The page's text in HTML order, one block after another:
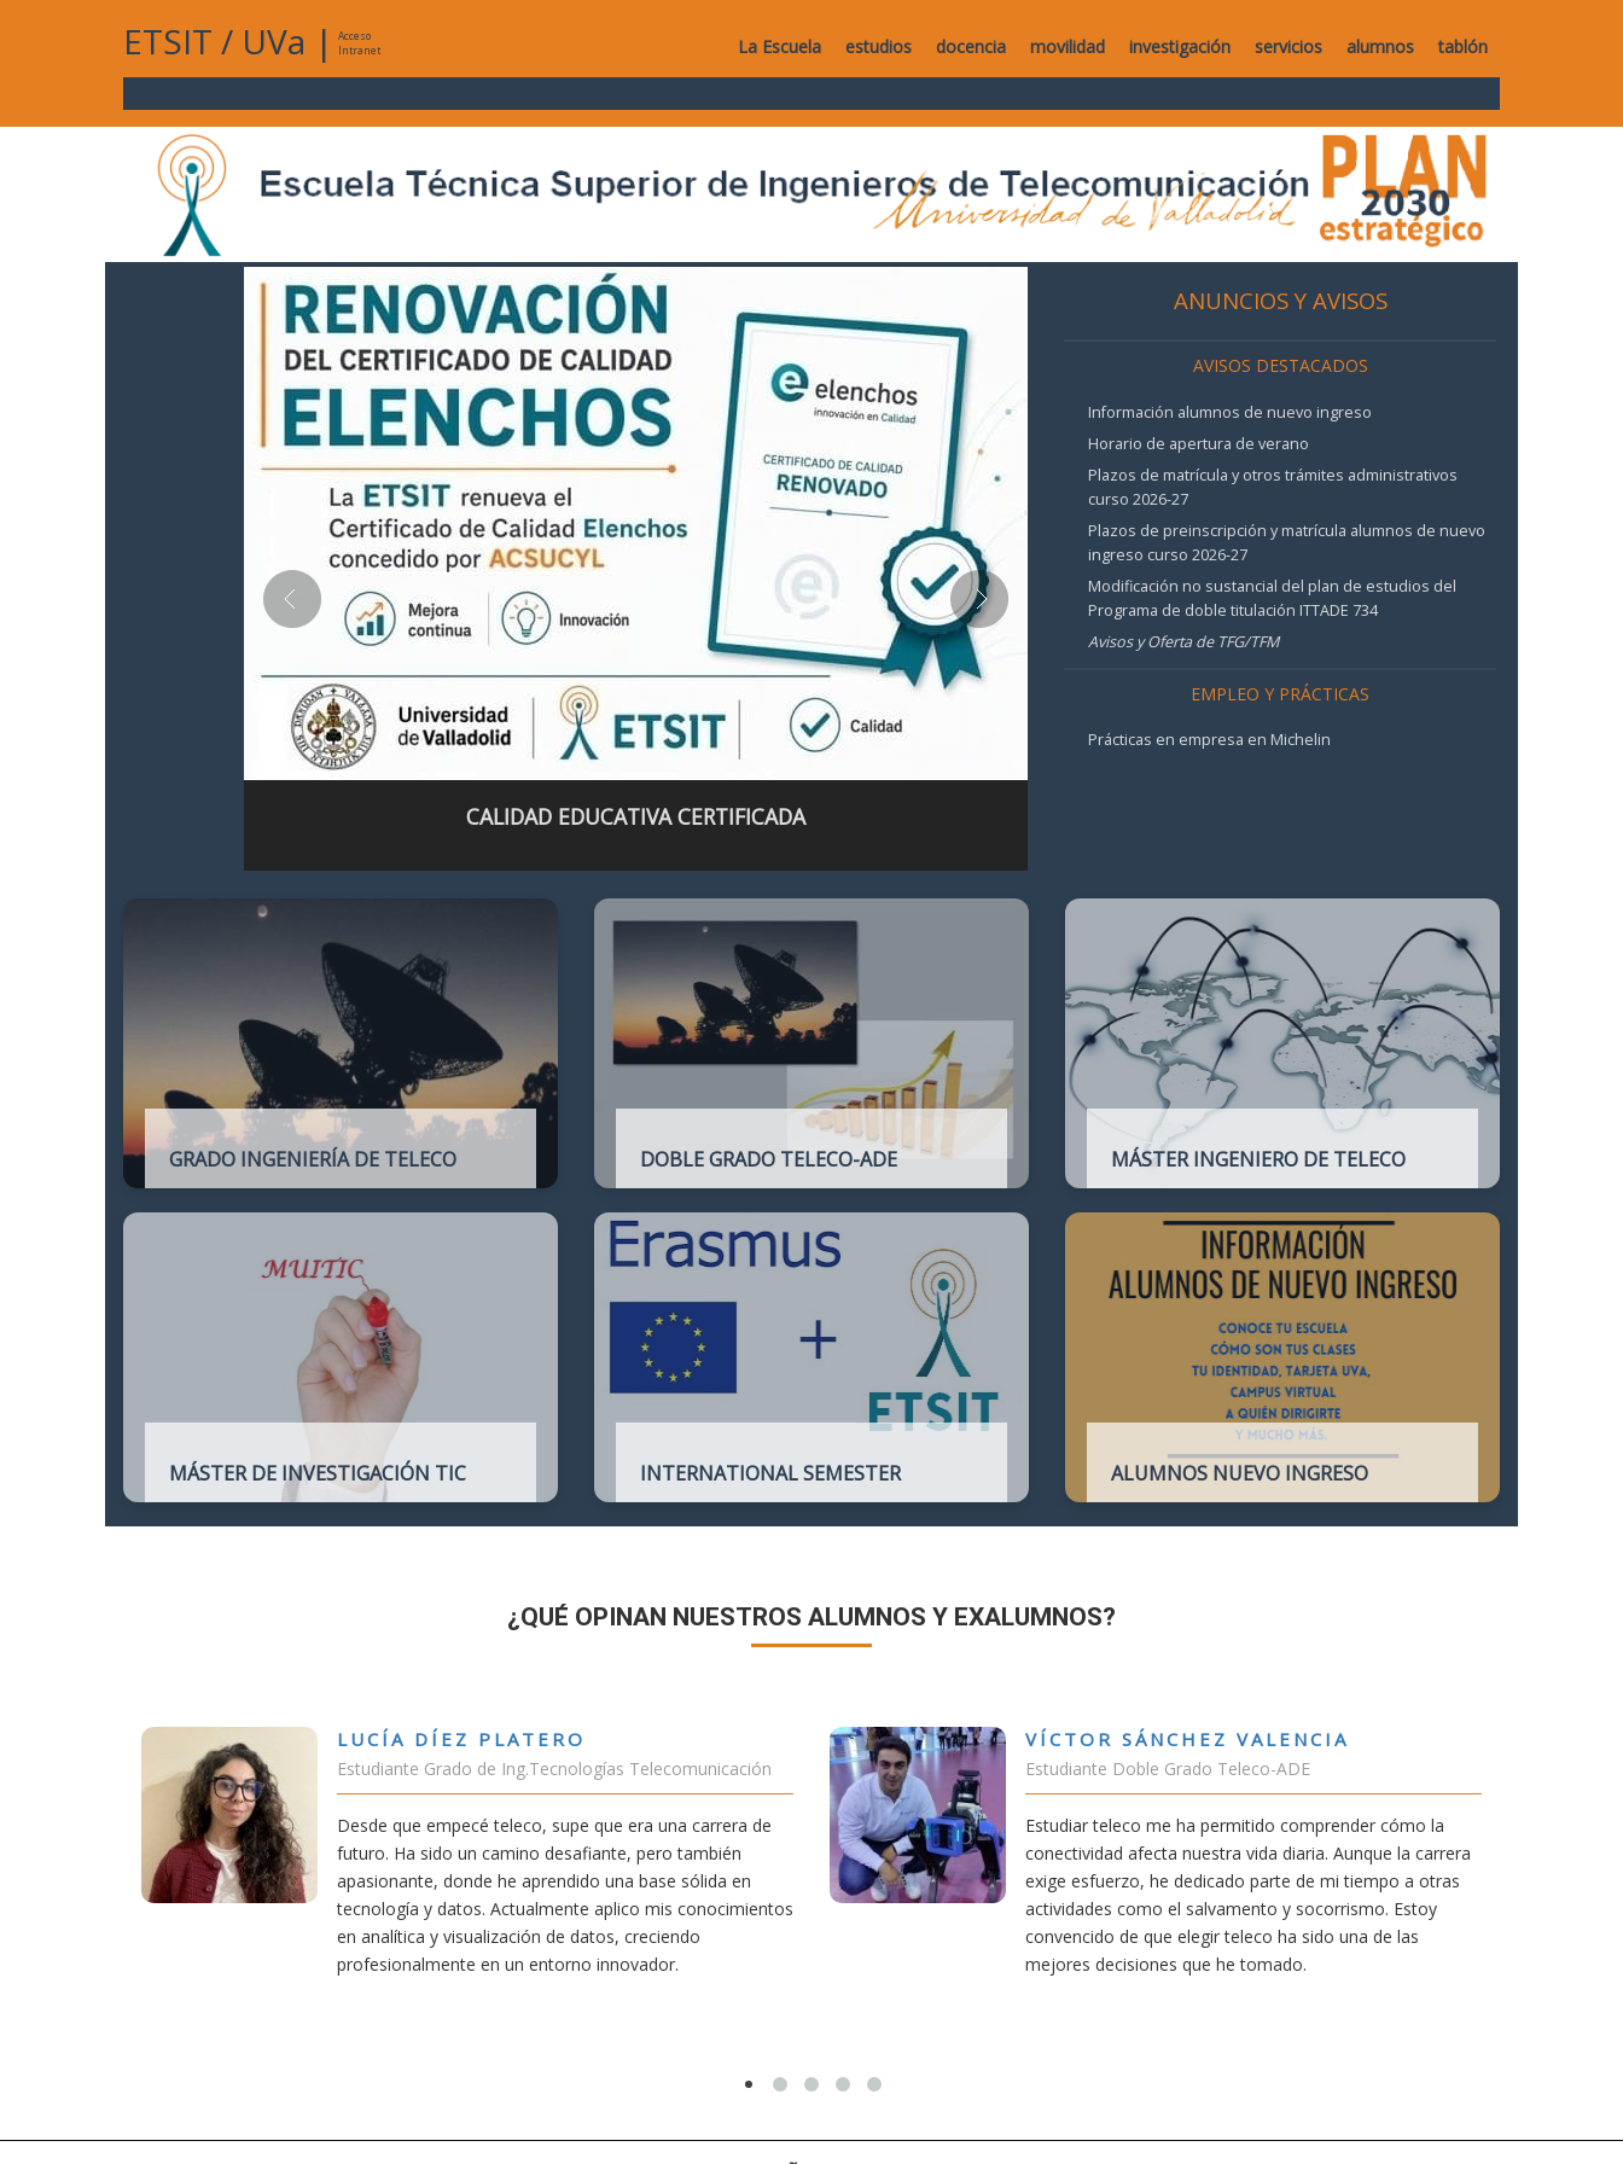
ETSIT / UVa |
Acceso
Intranet
La Escuela estudios docencia movilidad investigación servicios alumnos tablón
CALIDAD EDUCATIVA CERTIFICADA
ANUNCIOS Y AVISOS
AVISOS DESTACADOS
Información alumnos de nuevo ingreso
Horario de apertura de verano
Plazos de matrícula y otros trámites administrativos
curso 2026-27
Plazos de preinscripción y matrícula alumnos de nuevo
ingreso curso 2026-27
Modificación no sustancial del plan de estudios del
Programa de doble titulación ITTADE 734
Avisos y Oferta de TFG/TFM
EMPLEO Y PRÁCTICAS
Prácticas en empresa en Michelin
GRADO INGENIERÍA DE TELECO DOBLE GRADO TELECO-ADE
Ingeniería de Telecomunicación con la de
Administración y Dirección de Empresas
MÁSTER INGENIERO DE TELECO
profesionales del Ingeniero de
Telecomunicación y que habilita para el
ejercicio de la profesión.
MÁSTER DE INVESTIGACIÓN TIC INTERNATIONAL SEMESTER ALUMNOS NUEVO INGRESO
¿QUÉ OPINAN NUESTROS ALUMNOS Y EXALUMNOS?
de Ing.Tecnologías Telecomunicación
teleco, supe que era una carrera de
camino desafiante, pero también
he aprendido una base sólida en
Actualmente aplico mis conocimientos
VÍCTOR SÁNCHEZ VALENCIA
Estudiante Doble Grado Teleco-ADE
Estudiar teleco me ha permitido comprender cómo la
conectividad afecta nuestra vida diaria. Aunque la carrera
exige esfuerzo, he dedicado parte de mi tiempo a otras
actividades como el salvamento y socorrismo. Estoy
convencido de que elegir teleco ha sido una de las
mejores decisiones que he tomado.
RUBÉN URRACA TORICES
Estudiante Grado de Ing.Tecnologías
En cualquier carrera necesitas una buena
mía siempre ha sido poder trabajar en Japón y
carrera de teleco me dará la oportunidad para
Aunque al principio parezca duro, uno siempre
mereció la pena por las múltiples
titulación ofrece.